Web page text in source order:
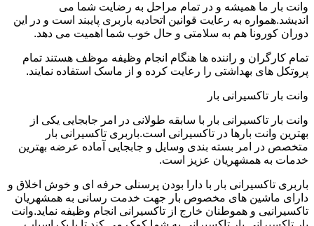
وانت بار ما همیشه و در تمام مراحل به رضایت شما می
اندیشد.همواره به رعایت قوانین اتحادیه باربری پایبند است و در این
دوران کورونا هم به سلامتی و حال خوب شما اهمیت می دهد.
تمام کارگران و راننده ها هنگام انجام وظیفه موظف هستند تمام
پروتکل های بهداشتی را رعایت کرده و از ماسک استفاده نمایند.
وانت بار تاکسیرانی بار
وانت بار تاکسیرانی بار با سابقه طولانی در امر جابجایی یکی از
بهترین وانت بارها در تاکسیرانی است.باربری تاکسیرانی بار
متخصص در امر بسته بندی وسایل و جابجایی آماده عرضه بهترین
خدمات به همشهریان عزیز است.
باربری تاکسیرانی بار با دارا بودن پرسنلی حرفه ای و خوش اخلاق و
دارای ماشین های مخصوص بار جهت خدمت رسانی به همشهریان
تاکسیرانیی و هموطنان خارج از تاکسیرانی انجام وظیفه نماید.وانت